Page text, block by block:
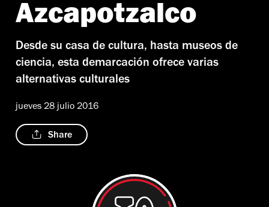
Azcapotzalco
Desde su casa de cultura, hasta museos de
ciencia, esta demarcación ofrece varias
alternativas culturales
jueves 28 julio 2016
Share